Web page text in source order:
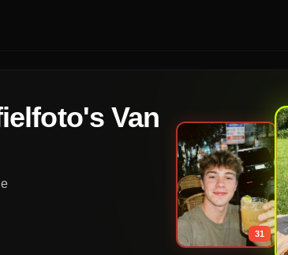
Van
31
»